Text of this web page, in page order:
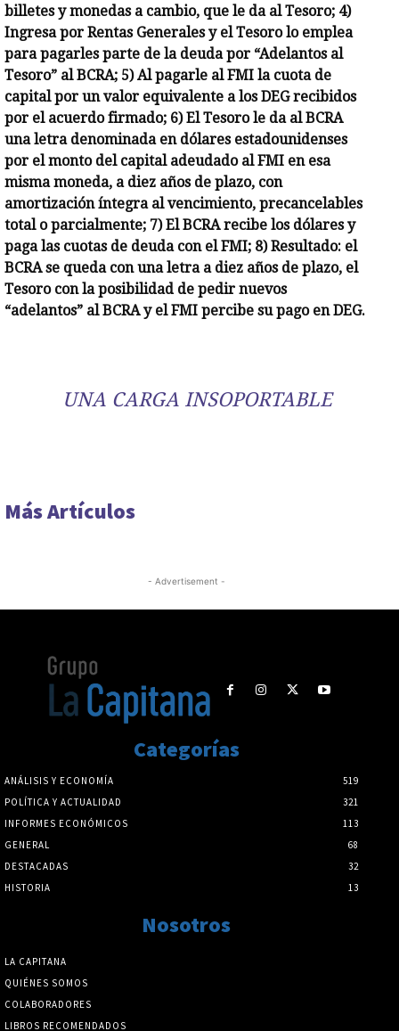
billetes y monedas a cambio, que le da al Tesoro; 4)
Ingresa por Rentas Generales y el Tesoro lo emplea
para pagarles parte de la deuda por “Adelantos al
Tesoro” al BCRA; 5) Al pagarle al FMI la cuota de
capital por un valor equivalente a los DEG recibidos
por el acuerdo firmado; 6) El Tesoro le da al BCRA
una letra denominada en dólares estadounidenses
por el monto del capital adeudado al FMI en esa
misma moneda, a diez años de plazo, con
amortización íntegra al vencimiento, precancelables
total o parcialmente; 7) El BCRA recibe los dólares y
paga las cuotas de deuda con el FMI; 8) Resultado: el
BCRA se queda con una letra a diez años de plazo, el
Tesoro con la posibilidad de pedir nuevos
“adelantos” al BCRA y el FMI percibe su pago en DEG.
UNA CARGA INSOPORTABLE
Más Artículos
- Advertisement -
Categorías
ANÁLISIS Y ECONOMÍA
519
POLÍTICA Y ACTUALIDAD
321
INFORMES ECONÓMICOS
113
GENERAL
68
DESTACADAS
32
HISTORIA
13
Nosotros
LA CAPITANA
QUIÉNES SOMOS
COLABORADORES
LIBROS RECOMENDADOS